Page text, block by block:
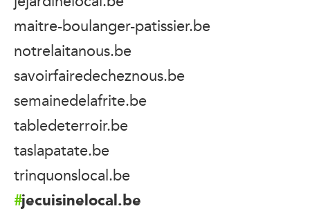
maitre-boulanger-patissier.be
notrelaitanous.be
savoirfairedecheznous.be
semainedelafrite.be
tabledeterroir.be
taslapatate.be
trinquonslocal.be
jecuisinelocal.be